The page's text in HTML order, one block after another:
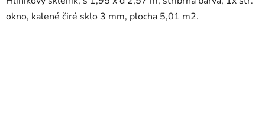
okno, kalené čiré sklo 3 mm, plocha 5,01 m2.